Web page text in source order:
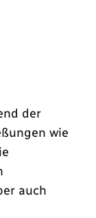
der
wie
auch